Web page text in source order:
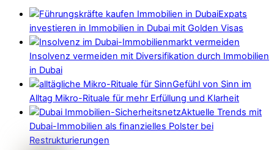
Expats
investieren in Immobilien in Dubai mit Golden Visas
Insolvenz vermeiden mit Diversifikation durch Immobilien
in Dubai
Gefühl von Sinn im
Alltag Mikro-Rituale für mehr Erfüllung und Klarheit
Aktuelle Trends mit
Dubai-Immobilien als finanzielles Polster bei
Restrukturierungen